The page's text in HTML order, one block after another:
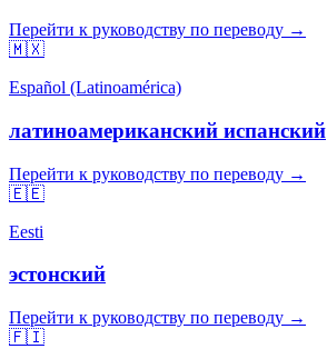
Перейти к руководству по переводу →
🇲🇽
Español (Latinoamérica)
латиноамериканский испанский
Перейти к руководству по переводу →
🇪🇪
Eesti
эстонский
Перейти к руководству по переводу →
🇫🇮